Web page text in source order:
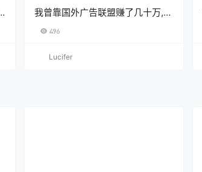
我曾靠国外广告联盟赚了几十万,现
496
Lucifer